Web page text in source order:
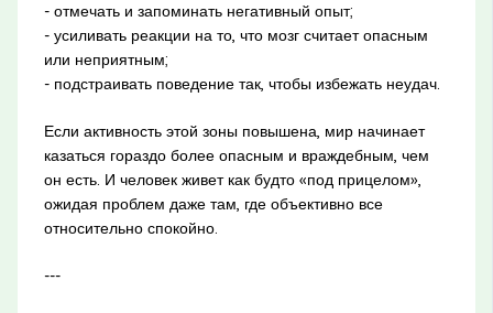
- отмечать и запоминать негативный опыт;
- усиливать реакции на то, что мозг считает опасным
или неприятным;
- подстраивать поведение так, чтобы избежать неудач.
Если активность этой зоны повышена, мир начинает
казаться гораздо более опасным и враждебным, чем
он есть. И человек живет как будто «под прицелом»,
ожидая проблем даже там, где объективно все
относительно спокойно.
---